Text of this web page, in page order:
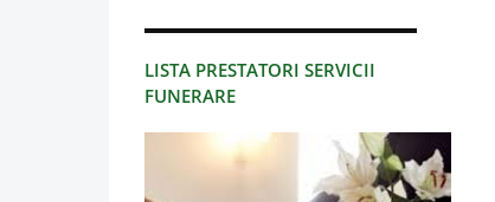
LISTA PRESTATORI SERVICII
FUNERARE